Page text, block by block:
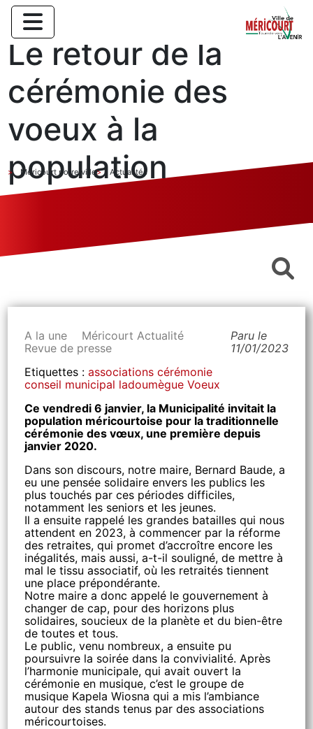
Le retour de la
cérémonie des
voeux à la
population
Méricourt notre ville Actualités
A la une
Méricourt Actualité
Revue de presse
Etiquettes :associations cérémonie
conseil municipal ladoumègue Voeux
Paru le
11/01/2023
Ce vendredi 6 janvier, la Municipalité invitait la
population méricourtoise pour la traditionnelle
cérémonie des vœux, une première depuis
janvier 2020.
Dans son discours, notre maire, Bernard Baude, a
eu une pensée solidaire envers les publics les
plus touchés par ces périodes difficiles,
notamment les seniors et les jeunes.
Il a ensuite rappelé les grandes batailles qui nous
attendent en 2023, à commencer par la réforme
des retraites, qui promet d’accroître encore les
inégalités, mais aussi, a-t-il souligné, de mettre à
mal le tissu associatif, où les retraités tiennent
une place prépondérante.
Notre maire a donc appelé le gouvernement à
changer de cap, pour des horizons plus
solidaires, soucieux de la planète et du bien-être
de toutes et tous.
Le public, venu nombreux, a ensuite pu
poursuivre la soirée dans la convivialité. Après
l’harmonie municipale, qui avait ouvert la
cérémonie en musique, c’est le groupe de
musique Kapela Wiosna qui a mis l’ambiance
autour des stands tenus par des associations
méricourtoises.